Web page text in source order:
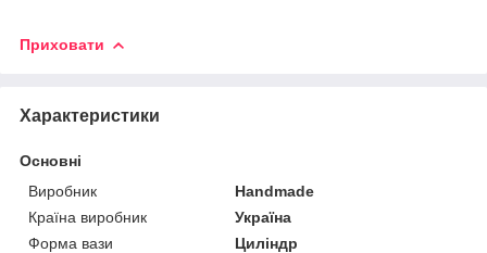
Приховати
Характеристики
Основні
Виробник
Handmade
Країна виробник
Україна
Форма вази
Циліндр